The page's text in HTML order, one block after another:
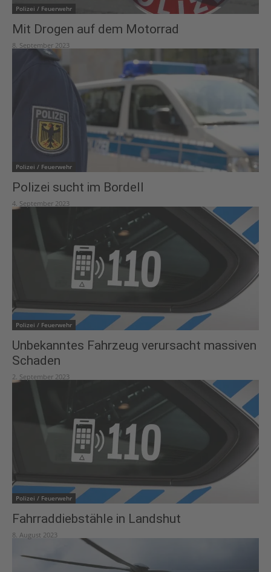
Polizei / Feuerwehr
Mit Drogen auf dem Motorrad
8. September 2023
Polizei / Feuerwehr
Polizei sucht im Bordell
4. September 2023
Polizei / Feuerwehr
Unbekanntes Fahrzeug verursacht massiven
Schaden
2. September 2023
Polizei / Feuerwehr
Fahrraddiebstähle in Landshut
8. August 2023